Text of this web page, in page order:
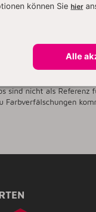
dieser
vor Ort bevorzugt.
nicht als Referenz
können Sie hier
Alle